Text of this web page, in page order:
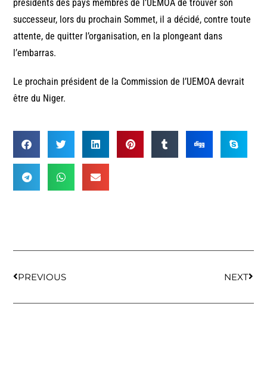
présidents des pays membres de l’UEMOA de trouver son
successeur, lors du prochain Sommet, il a décidé, contre toute
attente, de quitter l’organisation, en la plongeant dans
l’embarras.
Le prochain président de la Commission de l’UEMOA devrait
être du Niger.
PREVIOUS NEXT